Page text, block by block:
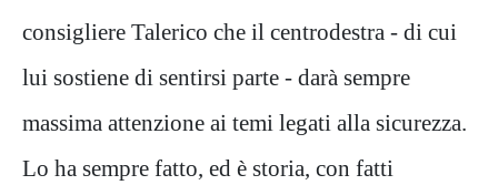
consigliere Talerico che il centrodestra - di cui
lui sostiene di sentirsi parte - darà sempre
massima attenzione ai temi legati alla sicurezza.
Lo ha sempre fatto, ed è storia, con fatti